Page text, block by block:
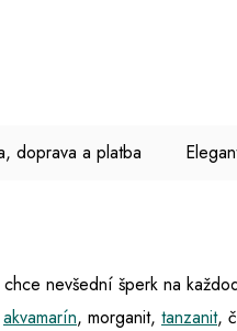
doprava a platba
nevšední šperk na
akvamarín, morganit, tanzanit,